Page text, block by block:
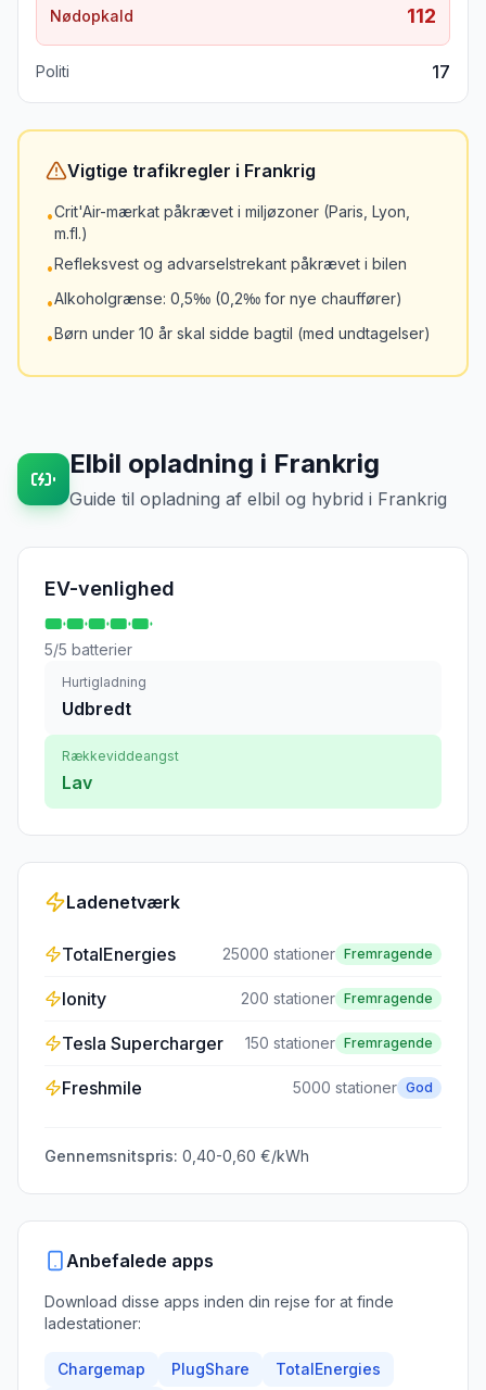
Nødopkald 112
Politi 17
Vigtige trafikregler i Frankrig
•Crit'Air-mærkat påkrævet i miljøzoner (Paris, Lyon,
m.fl.)
•Refleksvest og advarselstrekant påkrævet i bilen
•Alkoholgrænse: 0,5‰ (0,2‰ for nye chauffører)
•Børn under 10 år skal sidde bagtil (med undtagelser)
Elbil opladning i Frankrig
Guide til opladning af elbil og hybrid i Frankrig
EV-venlighed
5/5 batterier
Hurtigladning
Udbredt
Rækkeviddeangst
Lav
Ladenetværk
TotalEnergies 25000 stationer Fremragende
Ionity 200 stationer Fremragende
Tesla Supercharger 150 stationer Fremragende
Freshmile 5000 stationer God
Gennemsnitspris: 0,40-0,60 €/kWh
Anbefalede apps
Download disse apps inden din rejse for at finde
ladestationer:
Chargemap PlugShare TotalEnergies